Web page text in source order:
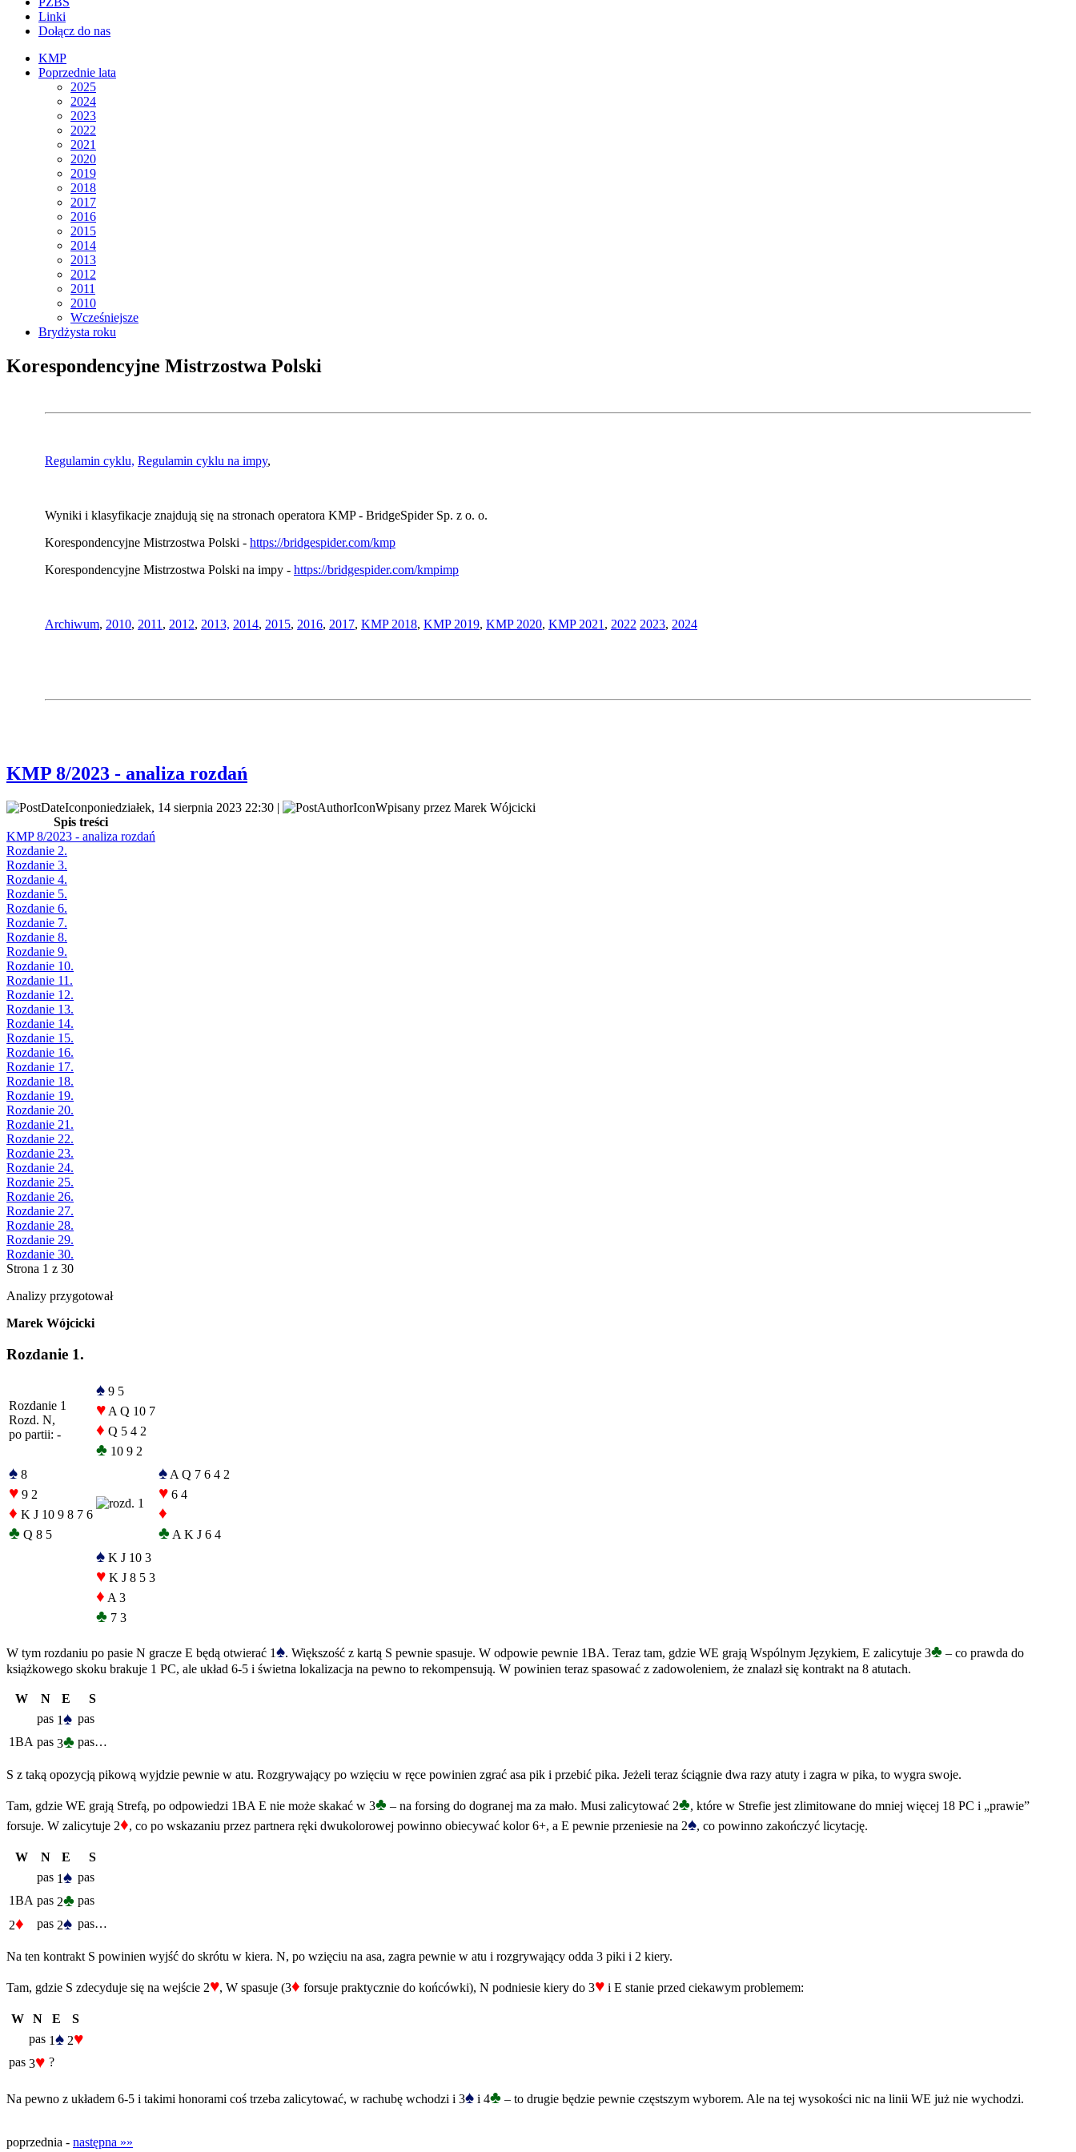
Linki
Dołącz do nas
KMP
Poprzednie lata
2025
2024
2023
2022
2021
2020
2019
2018
2017
2016
2015
2014
2013
2012
2011
2010
Wcześniejsze
Brydżysta roku
Korespondencyjne Mistrzostwa Polski
Regulamin cyklu, Regulamin cyklu na impy,
Wyniki i klasyfikacje znajdują się na stronach operatora KMP - BridgeSpider Sp. z o. o.
Korespondencyjne Mistrzostwa Polski - https://bridgespider.com/kmp
Korespondencyjne Mistrzostwa Polski na impy - https://bridgespider.com/kmpimp
Archiwum, 2010, 2011 , 2012, 2013, 2014, 2015, 2016, 2017, KMP 2018, KMP 2019, KMP 2020, KMP 2021 , 2022 2023, 2024
KMP 8/2023 - analiza rozdań
poniedziałek, 14 sierpnia 2023 22:30 |
Wpisany przez Marek Wójcicki
Spis treści
KMP 8/2023 - analiza rozdań
Rozdanie 2.
Rozdanie 3.
Rozdanie 4.
Rozdanie 5.
Rozdanie 6.
Rozdanie 7.
Rozdanie 8.
Rozdanie 9.
Rozdanie 10.
Rozdanie 11.
Rozdanie 12.
Rozdanie 13.
Rozdanie 14.
Rozdanie 15.
Rozdanie 16.
Rozdanie 17.
Rozdanie 18.
Rozdanie 19.
Rozdanie 20.
Rozdanie 21.
Rozdanie 22.
Rozdanie 23.
Rozdanie 24.
Rozdanie 25.
Rozdanie 26.
Rozdanie 27.
Rozdanie 28.
Rozdanie 29.
Rozdanie 30.
Strona 1 z 30
Analizy przygotował
Marek Wójcicki
Rozdanie 1.
Rozdanie 1
Rozd. N,
po partii: -
♠ 9 5
♥ A Q 10 7
♦ Q 5 4 2
♣ 10 9 2
♠ 8
♥ 9 2
♦ K J 10 9 8 7 6
♣ Q 8 5
♠ A Q 7 6 4 2
♥ 6 4
♦
♣ A K J 6 4
♠ K J 10 3
♥ K J 8 5 3
♦ A 3
♣ 7 3
W tym rozdaniu po pasie N gracze E będą otwierać 1♠. Większość z kartą S pewnie spasuje. W odpowie pewnie 1BA. Teraz tam, gdzie WE grają Wspólnym Językiem, E zalicytuje 3♣ – co prawda do
książkowego skoku brakuje 1 PC, ale układ 6-5 i świetna lokalizacja na pewno to rekompensują. W powinien teraz spasować z zadowoleniem, że znalazł się kontrakt na 8 atutach.
W N E
S
pas 1♠ pas
1BA pas 3♣ pas…
S z taką opozycją pikową wyjdzie pewnie w atu. Rozgrywający po wzięciu w ręce powinien zgrać asa pik i przebić pika. Jeżeli teraz ściągnie dwa razy atuty i zagra w pika, to wygra swoje.
Tam, gdzie WE grają Strefą, po odpowiedzi 1BA E nie może skakać w 3♣ – na forsing do dogranej ma za mało. Musi zalicytować 2♣, które w Strefie jest zlimitowane do mniej więcej 18 PC i „prawie”
forsuje. W zalicytuje 2♦, co po wskazaniu przez partnera ręki dwukolorowej powinno obiecywać kolor 6+, a E pewnie przeniesie na 2♠, co powinno zakończyć licytację.
W N E
S
pas 1♠ pas
1BA pas 2♣ pas
2♦ pas 2♠ pas…
Na ten kontrakt S powinien wyjść do skrótu w kiera. N, po wzięciu na asa, zagra pewnie w atu i rozgrywający odda 3 piki i 2 kiery.
Tam, gdzie S zdecyduje się na wejście 2♥, W spasuje (3♦ forsuje praktycznie do końcówki), N podniesie kiery do 3♥ i E stanie przed ciekawym problemem:
W N E
S
pas 1♠ 2♥
pas 3♥ ?
Na pewno z układem 6-5 i takimi honorami coś trzeba zalicytować, w rachubę wchodzi i 3♠ i 4♣ – to drugie będzie pewnie częstszym wyborem. Ale na tej wysokości nic na linii WE już nie wychodzi.
poprzednia - następna »»